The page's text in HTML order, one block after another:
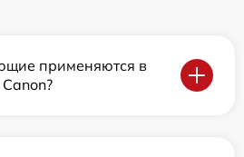
применяются в